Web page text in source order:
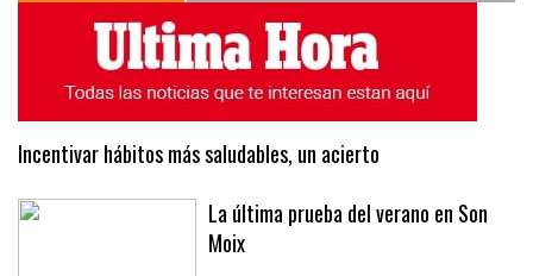
Incentivar hábitos más saludables, un acierto
La última prueba del verano en Son
Moix